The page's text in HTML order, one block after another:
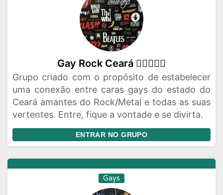
Gay Rock Ceará 🏳️‍🌈🤟🏼🎸
Grupo criado com o propósito de estabelecer
uma conexão entre caras gays do estado do
Ceará amantes do Rock/Metal e todas as suas
vertentes. Entre, fique a vontade e se divirta.
ENTRAR NO GRUPO
Gays